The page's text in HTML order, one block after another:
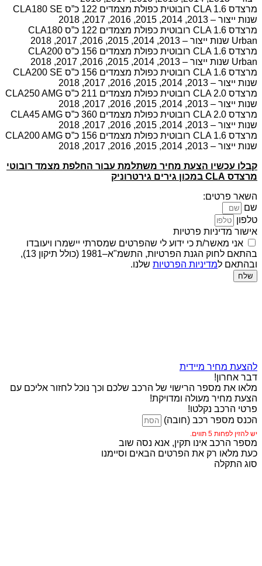
מרצדס CLA 1.6 רובוטית כפולת מצמדים 122 כ”ס CLA180 SE
שנות ייצור – 2013, 2014, 2015, 2016, 2017, 2018
מרצדס CLA 1.6 רובוטית כפולת מצמדים 122 כ”ס CLA180
Urban שנות ייצור – 2013, 2014, 2015, 2016, 2017, 2018
מרצדס CLA 1.6 רובוטית כפולת מצמדים 156 כ”ס CLA200
Urban שנות ייצור – 2013, 2014, 2015, 2016, 2017, 2018
מרצדס CLA 1.6 רובוטית כפולת מצמדים 156 כ”ס CLA200 SE
שנות ייצור – 2013, 2014, 2015, 2016, 2017, 2018
מרצדס CLA 2.0 רובוטית כפולת מצמדים 211 כ”ס CLA250 AMG
שנות ייצור – 2013, 2014, 2015, 2016, 2017, 2018
מרצדס CLA 2.0 רובוטית כפולת מצמדים 360 כ”ס CLA45 AMG
שנות ייצור – 2013, 2014, 2015, 2016, 2017, 2018
מרצדס CLA 1.6 רובוטית כפולת מצמדים 156 כ”ס CLA200 AMG
שנות ייצור – 2013, 2014, 2015, 2016, 2017, 2018
קבלו עכשיו הצעת מחיר משתלמת עבור החלפת מצמד רובוטי
מרצדס CLA במכון גירים גירטרוניק
השאר פרטים:
שם
טלפון
אישור מדיניות פרטיות
אני מאשר/ת כי ידוע לי שהפרטים שמסרתי יישמרו ויעובדו
בהתאם לחוק הגנת הפרטיות, התשמ"א–1981 (כולל תיקון 13),
ובהתאם למדיניות הפרטיות שלנו.
שלח
להצעת מחיר מיידית
דבר אחרון!
מלאו את מספר הרישוי של הרכב שלכם וכך נוכל לחזור אליכם עם
הצעת מחיר מעולה ומדויקת!
פרטי הרכב נקלטו!
הכנס מספר רכב (חובה)
יש להזין לפחות 5 תווים.
מספר הרכב אינו תקין, אנא נסה שוב
כעת מלאו רק את הפרטים הבאים וסיימנו
סוג התקלה